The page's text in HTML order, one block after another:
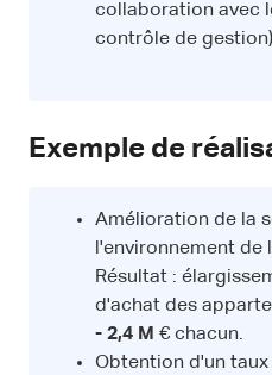
collaboration avec
contrôle de gestion)
Exemple de
Amélioration de la
l'environnement de
Résultat :
d'achat des
- 2,4 M € chacun.
Obtention d'un